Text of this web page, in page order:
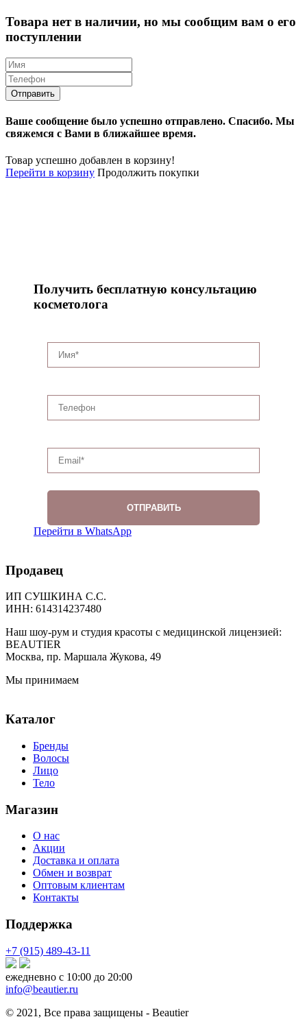
Товара нет в наличии, но мы сообщим вам о его
поступлении
Ваше сообщение было успешно отправлено. Спасибо. Mы
свяжемся с Вами в ближайшее время.
Товар успешно добавлен в корзину!
Перейти в корзину Продолжить покупки
Получить бесплатную консультацию
косметолога
Перейти в WhatsApp
Продавец
ИП СУШКИНА С.С.
ИНН: 614314237480
Наш шоу-рум и студия красоты с медицинской лицензией:
BEAUTIER
Москва, пр. Маршала Жукова, 49
Мы принимаем
Каталог
Бренды
Волосы
Лицо
Тело
Магазин
О нас
Акции
Доставка и оплата
Обмен и возврат
Оптовым клиентам
Контакты
Поддержка
+7 (915) 489-43-11
ежедневно с 10:00 до 20:00
info@beautier.ru
© 2021, Все права защищены - Beautier